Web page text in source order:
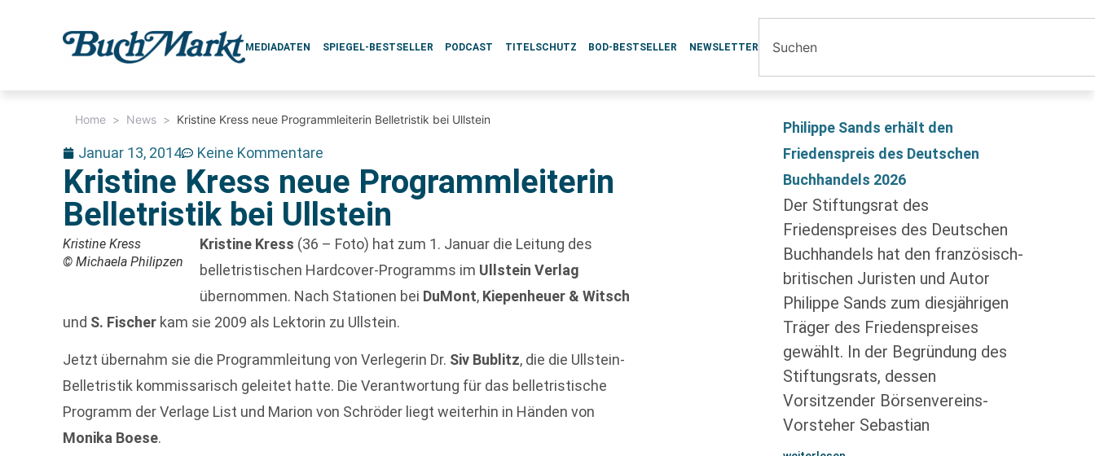
MEDIADATEN SPIEGEL-BESTSELLER PODCAST TITELSCHUTZ BOD-BESTSELLER NEWSLETTER
Home > News > Kristine Kress neue Programmleiterin Belletristik bei Ullstein
Januar 13, 2014 Keine Kommentare
Kristine Kress neue Programmleiterin
Belletristik bei Ullstein
Kristine Kress
© Michaela Philipzen
Kristine Kress (36 – Foto) hat zum 1. Januar die Leitung des
belletristischen Hardcover-Programms im Ullstein Verlag
übernommen. Nach Stationen bei DuMont, Kiepenheuer & Witsch
und S. Fischer kam sie 2009 als Lektorin zu Ullstein.
Jetzt übernahm sie die Programmleitung von Verlegerin Dr. Siv Bublitz, die die Ullstein-
Belletristik kommissarisch geleitet hatte. Die Verantwortung für das belletristische
Programm der Verlage List und Marion von Schröder liegt weiterhin in Händen von
Monika Boese.
Philippe Sands erhält den
Friedenspreis des Deutschen
Buchhandels 2026
Der Stiftungsrat des
Friedenspreises des Deutschen
Buchhandels hat den französisch-
britischen Juristen und Autor
Philippe Sands zum diesjährigen
Träger des Friedenspreises
gewählt. In der Begründung des
Stiftungsrats, dessen
Vorsitzender Börsenvereins-
Vorsteher Sebastian